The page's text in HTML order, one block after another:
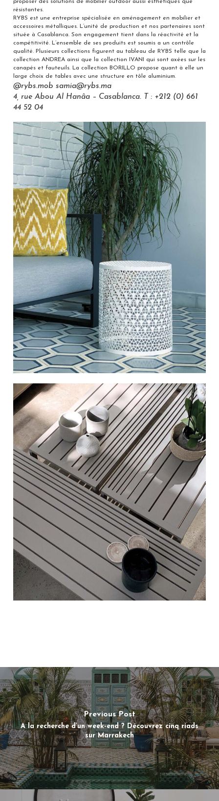
proposer des solutions de mobilier outdoor aussi esthétiques que
résistantes.
RYBS est une entreprise spécialisée en aménagement en mobilier et
accessoires métalliques. L’unité de production et nos partenaires sont
située à Casablanca. Son engagement tient dans la réactivité et la
compétitivité. L’ensemble de ses produits est soumis a un contrôle
qualité. Plusieurs collections figurent au tableau de RYBS telle que la
collection ANDREA ainsi que la collection IVANI qui sont axées sur les
canapés et fauteuils. La collection BORILLO propose quant à elle un
large choix de tables avec une structure en tôle aluminium.
@rybs.mob samia@rybs.ma
4, rue Abou Al Hanâa – Casablanca. T : +212 (0) 661
44 52 04
Previous Post
A la recherche d’un week-end ? Découvrez cinq riads
sur Marrakech